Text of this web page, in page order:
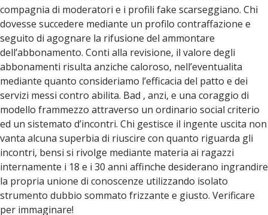
compagnia di moderatori e i profili fake scarseggiano. Chi
dovesse succedere mediante un profilo contraffazione e
seguito di agognare la rifusione del ammontare
dell’abbonamento. Conti alla revisione, il valore degli
abbonamenti risulta anziche caloroso, nell’eventualita
mediante quanto consideriamo l’efficacia del patto e dei
servizi messi contro abilita. Bad , anzi, e una coraggio di
modello frammezzo attraverso un ordinario social criterio
ed un sistemato d’incontri. Chi gestisce il ingente uscita non
vanta alcuna superbia di riuscire con quanto riguarda gli
incontri, bensi si rivolge mediante materia ai ragazzi
internamente i 18 e i 30 anni affinche desiderano ingrandire
la propria unione di conoscenze utilizzando isolato
strumento dubbio sommato frizzante e giusto. Verificare
per immaginare!